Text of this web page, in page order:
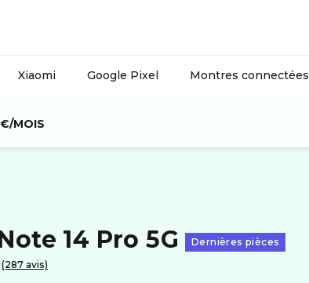
Xiaomi Google Pixel Montres connectées
€/MOIS
14 Pro 5G Dernières pièces
(287 avis)